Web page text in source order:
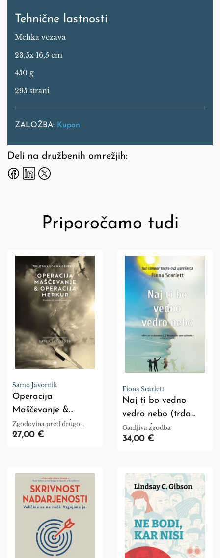
Tehnične lastnosti
Mehka vezava
23,5x 16,5 cm
450 g
295 strani
ZALOŽBA: Kupon
Deli na družbenih omrežjih:
Priporočamo tudi
Samo Javornik
Operacija
Maščevanje &
operacija Merkur
Zgodovina pred drugo
svetovno vojno, med njo in
27,00 €
Fiona Scarlett
Naj ti bo vedno
vedro nebo (trda
vezava)
Ganljiva zgodba
34,00 €